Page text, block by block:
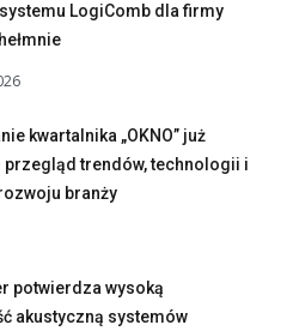
LogiComb dla firmy
kwartalnika „OKNO” już
przegląd trendów, technologii i
branży
potwierdza wysoką
akustyczną systemów